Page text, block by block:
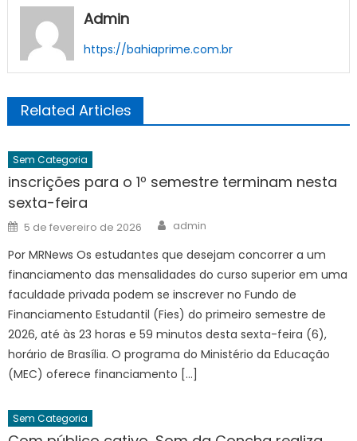
Admin
https://bahiaprime.com.br
Related Articles
Sem Categoria
inscrições para o 1º semestre terminam nesta
sexta-feira
Posted
on
5 de fevereiro de 2026 Author
admin
Por MRNews Os estudantes que desejam concorrer a um
financiamento das mensalidades do curso superior em uma
faculdade privada podem se inscrever no Fundo de
Financiamento Estudantil (Fies) do primeiro semestre de
2026, até às 23 horas e 59 minutos desta sexta-feira (6),
horário de Brasília. O programa do Ministério da Educação
(MEC) oferece financiamento […]
Sem Categoria